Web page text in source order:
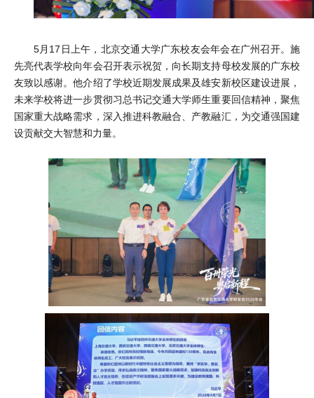
5月17日上午，北京交通大学广东校友会年会在广州召开。施
先亮代表学校向年会召开表示祝贺，向长期支持母校发展的广东校
友致以感谢。他介绍了学校近期发展成果及雄安新校区建设进展，
未来学校将进一步贯彻习总书记交通大学师生重要回信精神，聚焦
国家重大战略需求，深入推进科教融合、产教融汇，为交通强国建
设贡献交大智慧和力量。